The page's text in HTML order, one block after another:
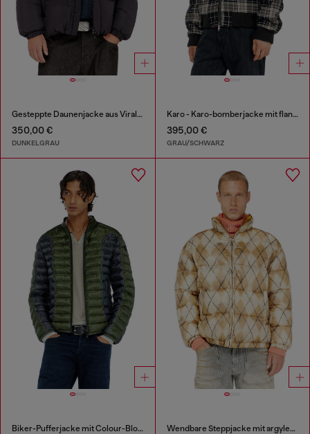
Gesteppte Daunenjacke aus ViralOff® Taslan
350,00 €
DUNKELGRAU
Karo - Karo-bomberjacke mit flanellmuster und teddyfutter
395,00 €
GRAU/SCHWARZ
Biker-Pufferjacke mit Colour-Block-Design Wendbare Steppjacke mit argyle-print